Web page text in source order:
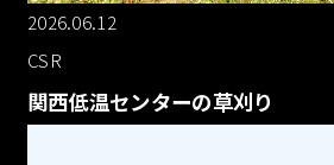
2026.06.12
CSR
関西低温センターの草刈り